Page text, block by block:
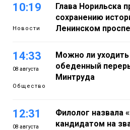
10:19
Новости
Глава Норильска
сохранению
Ленинском
14:33
08 августа
Общество
Можно ли
обеденный
Минтруда
12:31
08 августа
Филолог назвала
кандидатом на